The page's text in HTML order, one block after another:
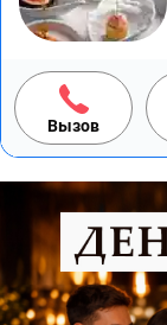
Вызов